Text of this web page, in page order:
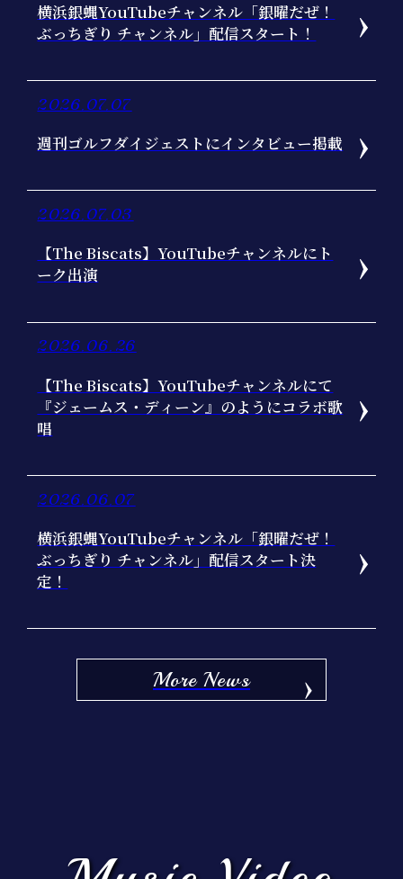
横浜銀蝿YouTubeチャンネル「銀曜だぜ！
ぶっちぎり チャンネル」配信スタート！
2026.07.07
週刊ゴルフダイジェストにインタビュー掲載
2026.07.03
【The Biscats】YouTubeチャンネルにト
ーク出演
2026.06.26
【The Biscats】YouTubeチャンネルにて
『ジェームス・ディーン』のようにコラボ歌
唱
2026.06.07
横浜銀蝿YouTubeチャンネル「銀曜だぜ！
ぶっちぎり チャンネル」配信スタート決
定！
More News